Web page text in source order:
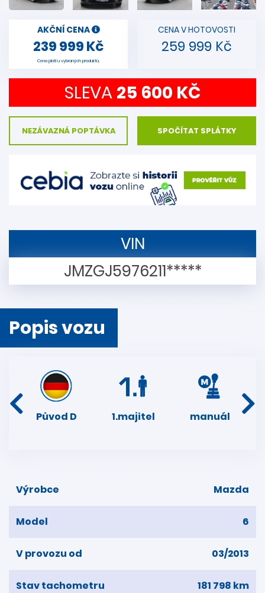
AKČNÍ CENA
239 999 Kč
Cena platí u vybraných produktů.
CENA V HOTOVOSTI
259 999 Kč
SLEVA 25 600 KČ
NEZÁVAZNÁ POPTÁVKA SPOČÍTAT SPLÁTKY
VIN
JMZGJ5976211*****
Popis vozu
Původ D 1.majitel manuál
Výrobce Mazda
Model 6
V provozu od 03/2013
Stav tachometru 181 798 km